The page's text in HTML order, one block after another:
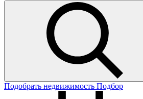
Подобрать недвижимость Подбор